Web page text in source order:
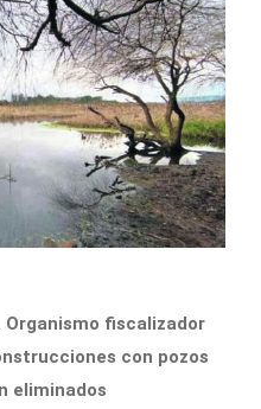
Organismo fiscalizador
con pozos
eliminados